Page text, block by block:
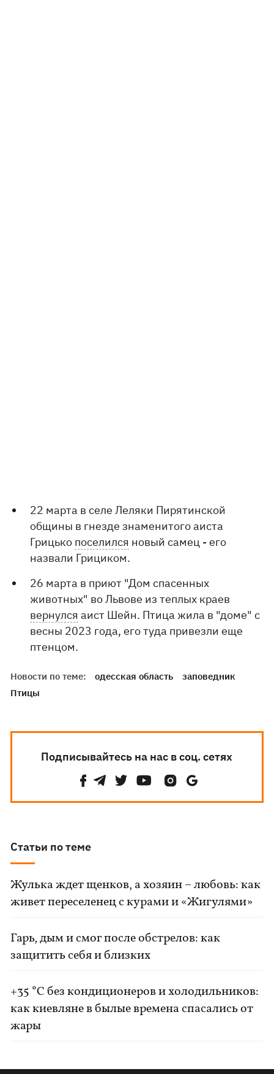
22 марта в селе Леляки Пирятинской
общины в гнезде знаменитого аиста
Грицько поселился новый самец - его
назвали Грициком.
26 марта в приют "Дом спасенных
животных" во Львове из теплых краев
вернулся аист Шейн. Птица жила в "доме" с
весны 2023 года, его туда привезли еще
птенцом.
Новости по теме: одесская область
заповедник
Птицы
Подписывайтесь на нас в соц. сетях
Статьи по теме
Жулька ждет щенков, а хозяин – любовь: как
живет переселенец с курами и «Жигулями»
Гарь, дым и смог после обстрелов: как
защитить себя и близких
+35 °C без кондиционеров и холодильников:
как киевляне в былые времена спасались от
жары